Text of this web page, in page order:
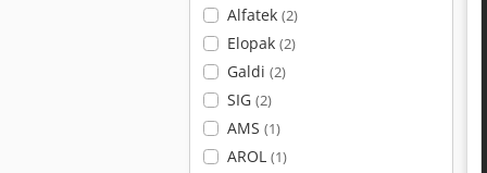
Alfatek (2)
Elopak (2)
Galdi (2)
SIG (2)
AMS (1)
AROL (1)